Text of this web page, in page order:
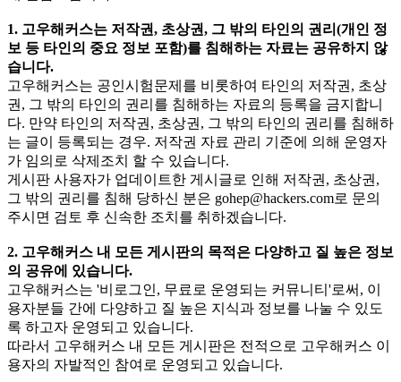
1. 고우해커스는 저작권, 초상권, 그 밖의 타인의 권리(개인 정
보 등 타인의 중요 정보 포함)를 침해하는 자료는 공유하지 않
습니다.
고우해커스는 공인시험문제를 비롯하여 타인의 저작권, 초상
권, 그 밖의 타인의 권리를 침해하는 자료의 등록을 금지합니
다. 만약 타인의 저작권, 초상권, 그 밖의 타인의 권리를 침해하
는 글이 등록되는 경우. 저작권 자료 관리 기준에 의해 운영자
가 임의로 삭제조치 할 수 있습니다.
게시판 사용자가 업데이트한 게시글로 인해 저작권, 초상권,
그 밖의 권리를 침해 당하신 분은 gohep@hackers.com로 문의
주시면 검토 후 신속한 조치를 취하겠습니다.
2. 고우해커스 내 모든 게시판의 목적은 다양하고 질 높은 정보
의 공유에 있습니다.
고우해커스는 '비로그인, 무료로 운영되는 커뮤니티'로써, 이
용자분들 간에 다양하고 질 높은 지식과 정보를 나눌 수 있도
록 하고자 운영되고 있습니다.
따라서 고우해커스 내 모든 게시판은 전적으로 고우해커스 이
용자의 자발적인 참여로 운영되고 있습니다.